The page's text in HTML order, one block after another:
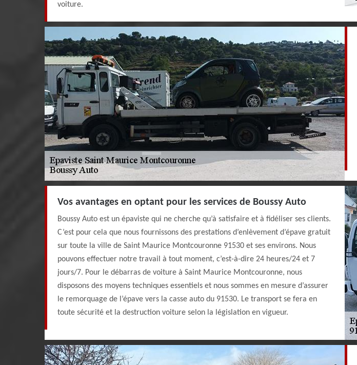
voiture.
Vos avantages en optant pour les services de Boussy Auto
Boussy Auto est un épaviste qui ne cherche qu’à satisfaire et à fidéliser ses clients.
C’est pour cela que nous fournissons des prestations d’enlèvement d’épave gratuit
sur toute la ville de Saint Maurice Montcouronne 91530 et ses environs. Nous
pouvons effectuer notre travail à tout moment, c’est-à-dire 24 heures/24 et 7
jours/7. Pour le débarras de voiture à Saint Maurice Montcouronne, nous
disposons des moyens techniques essentiels et nous sommes en mesure d’assurer
le remorquage de l’épave vers la casse auto du 91530. Le transport se fera en
toute sécurité et la destruction voiture selon la législation en vigueur.